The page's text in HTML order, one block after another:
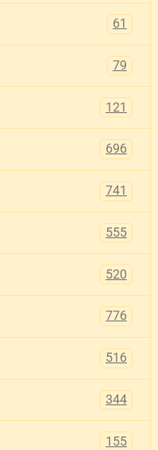
61
79
121
696
741
555
520
776
516
344
155